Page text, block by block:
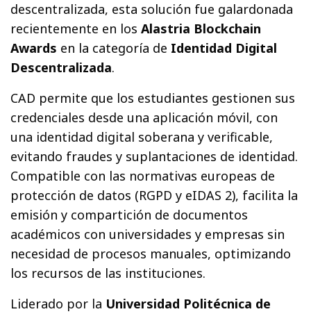
descentralizada, esta solución fue galardonada
recientemente en losAlastria Blockchain
Awards en la categoría de Identidad Digital
Descentralizada.
CAD permite que los estudiantes gestionen sus
credenciales desde una aplicación móvil, con
una identidad digital soberana y verificable,
evitando fraudes y suplantaciones de identidad.
Compatible con las normativas europeas de
protección de datos (RGPD y eIDAS 2), facilita la
emisión y compartición de documentos
académicos con universidades y empresas sin
necesidad de procesos manuales, optimizando
los recursos de las instituciones.
Liderado por la Universidad Politécnica de